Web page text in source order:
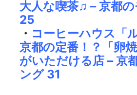
大人な喫茶♫ – 京都
25
・ コーヒーハウス「
京都の定番！？「卵
がいただける店 – 京
ング 31